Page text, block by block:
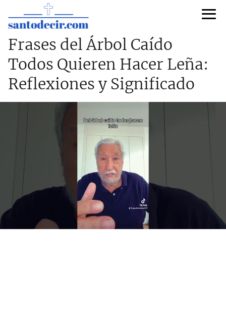
Frases del Árbol Caído
Todos Quieren Hacer Leña:
Reflexiones y Significado